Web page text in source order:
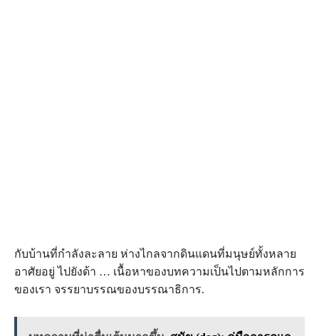
กับบ้านที่กำลังละลาย ห่างไกลจากดินแดนที่มนุษย์ทั้งหลาย
อาศัยอยู่ ไปยังด้า … เนื้อหาของบทความเป็นไปตามหลักการ
ของเรา จรรยาบรรณของบรรณาธิการ.